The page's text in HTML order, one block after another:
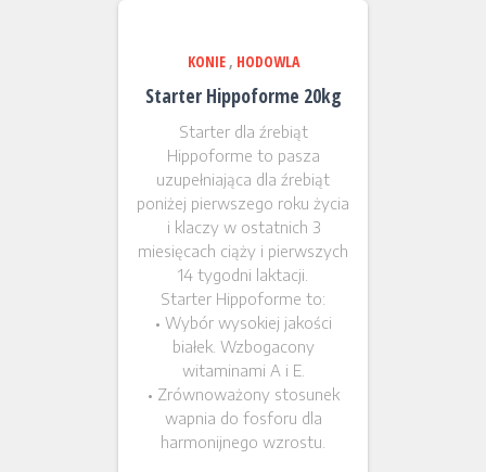
KONIE, HODOWLA
Starter Hippoforme 20kg
Starter dla źrebiąt
Hippoforme to pasza
uzupełniająca dla źrebiąt
poniżej pierwszego roku życia
i klaczy w ostatnich 3
miesięcach ciąży i pierwszych
14 tygodni laktacji.
Starter Hippoforme to:
• Wybór wysokiej jakości
białek. Wzbogacony
witaminami A i E.
• Zrównoważony stosunek
wapnia do fosforu dla
harmonijnego wzrostu.